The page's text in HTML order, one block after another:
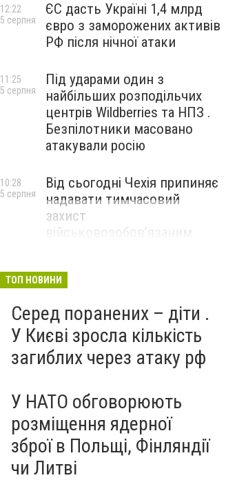
ЄС дасть Україні 1,4 млрд
євро з заморожених активів
РФ після нічної атаки
12:22
5 серпня
Під ударами один з
найбільших розподільчих
центрів Wildberries та НПЗ .
Безпілотники масовано
атакували росію
11:25
5 серпня
Від сьогодні Чехія припиняє
надавати тимчасовий
захист
військовозобов’язаним
10:28
5 серпня
ТОП НОВИНИ
Серед поранених – діти .
У Києві зросла кількість
загиблих через атаку рф
У НАТО обговорюють
розміщення ядерної
зброї в Польщі, Фінляндії
чи Литві